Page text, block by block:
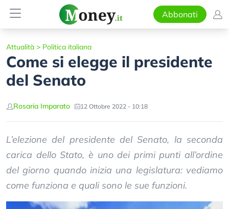
Abbonati
Attualità > Politica italiana
Come si elegge il presidente
del Senato
Rosaria Imparato 12 Ottobre 2022 - 10:18
L’elezione del presidente del Senato, la seconda
carica dello Stato, è uno dei primi punti all’ordine
del giorno quando inizia una legislatura: vediamo
come funziona e quali sono le sue funzioni.